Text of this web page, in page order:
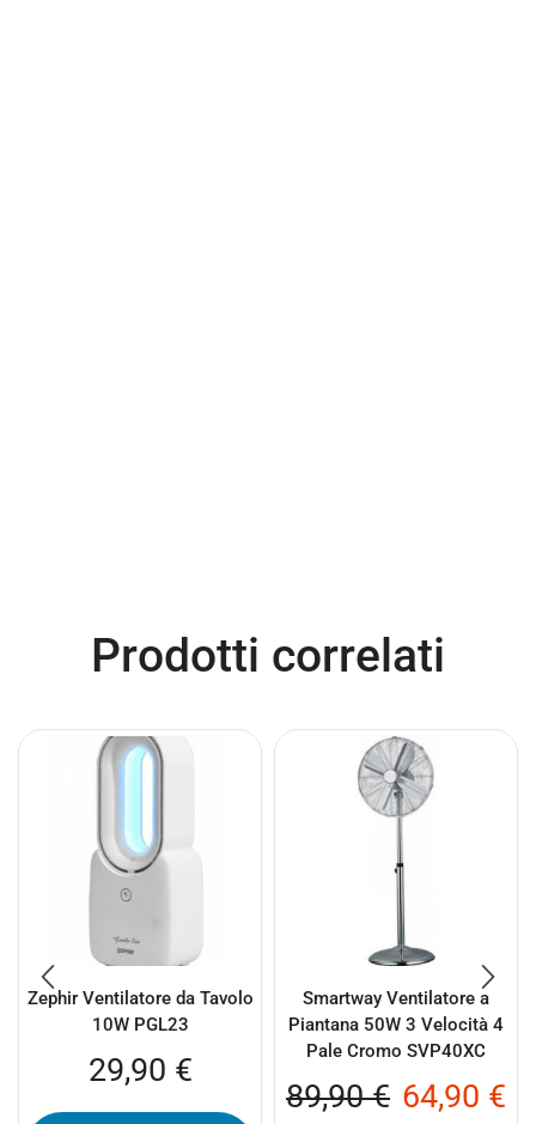
Prodotti correlati
Zephir Ventilatore da Tavolo
10W PGL23
29,90 €
Smartway Ventilatore a
Piantana 50W 3 Velocità 4
Pale Cromo SVP40XC
89,90€ 64,90 €